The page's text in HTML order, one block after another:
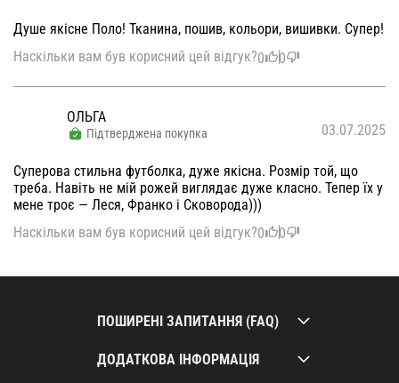
Душе якісне Поло! Тканина, пошив, кольори, вишивки. Супер!
Наскільки вам був корисний цей відгук?0 0
ОЛЬГА
Підтверджена покупка 03.07.2025
Суперова стильна футболка, дуже якісна. Розмір той, що
треба. Навіть не мій рожей виглядає дуже класно. Тепер їх у
мене троє — Леся, Франко і Сковорода)))
Наскільки вам був корисний цей відгук?0 0
ПОШИРЕНІ ЗАПИТАННЯ (FAQ)
ДОДАТКОВА ІНФОРМАЦІЯ